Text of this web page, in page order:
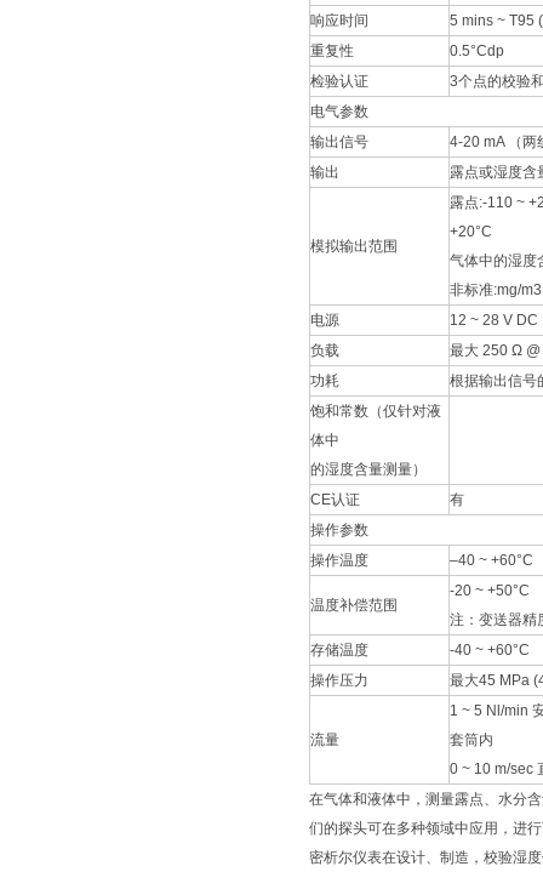
响应时间
5 mins ~ T95
重复性
0.5°Cdp
检验认证
3个点的校验
电气参数
输出信号
4-20 mA （两
输出
露点或湿度含
模拟输出范围
露点:-110 ~
+20°C
气体中的湿度
非标准:mg/
电源
12 ~ 28 V DC
负载
最大 250 Ω
功耗
根据输出信号
饱和常数（仅针对液
体中
的湿度含量测量）
CE认证
有
操作参数
操作温度
–40 ~ +60°C
温度补偿范围
-20 ~ +50°C
注：变送器精
存储温度
-40 ~ +60°C
操作压力
最大45 MPa
流量
1 ~ 5 Nl/min
套筒内
0 ~ 10 m/sec
在气体和液体中，测量露点、水分
们的探头可在多种领域中应用，进
密析尔仪表在设计、制造，校验湿